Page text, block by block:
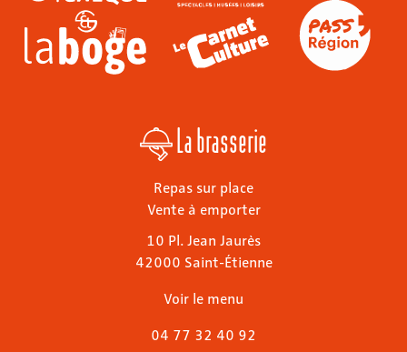
La brasserie
Repas sur place
Vente à emporter
10 Pl. Jean Jaurès
42000 Saint-Étienne
Voir le menu
04 77 32 40 92